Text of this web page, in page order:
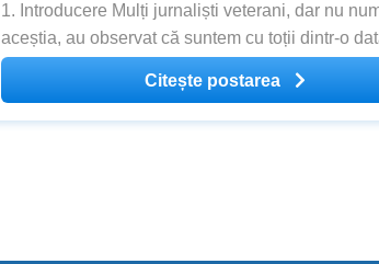
1. Introducere Mulți jurnaliști veterani, dar nu
aceștia, au observat că suntem cu toții dintr-o
bombardați din toate părțile cu mențiuni
precum 1984 de George Orwell sunt expuse la
un aer periculos referitor la libertatea de
Citește postarea